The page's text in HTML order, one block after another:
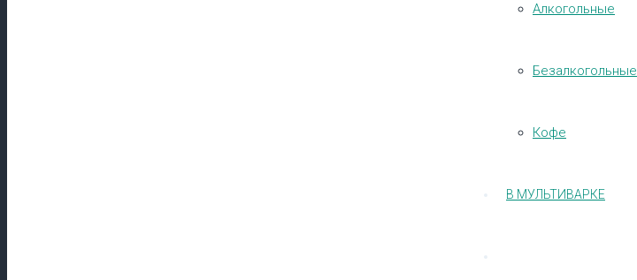
Алкогольные
Безалкогольные
Кофе
В МУЛЬТИВАРКЕ